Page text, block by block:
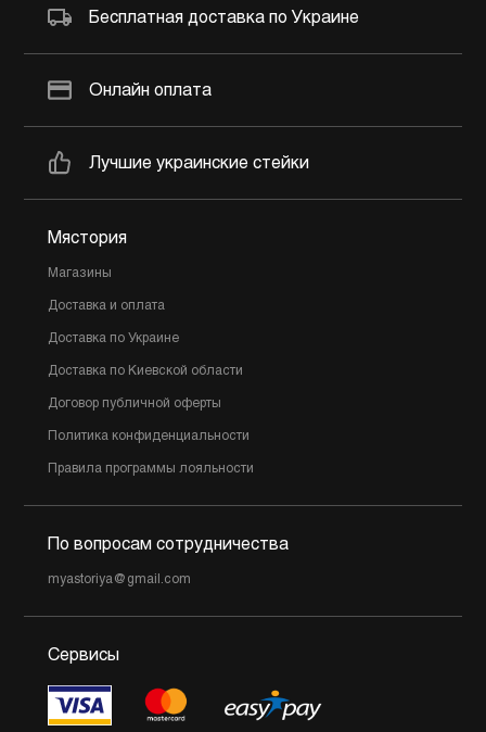
Бесплатная доставка по Украине
Онлайн оплата
Лучшие украинские стейки
Мястория
Магазины
Доставка и оплата
Доставка по Украине
Доставка по Киевской области
Договор публичной оферты
Политика конфиденциальности
Правила программы лояльности
По вопросам сотрудничества
myastoriya@gmail.com
Сервисы